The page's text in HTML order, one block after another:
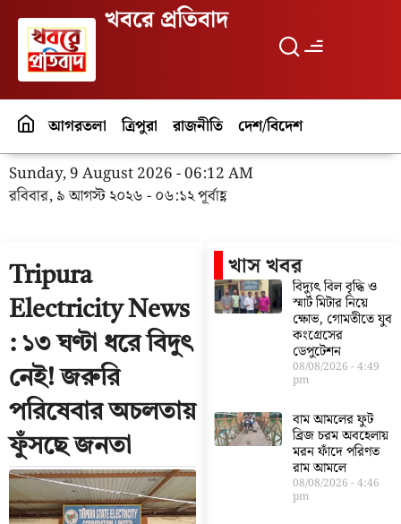
খবরে প্রতিবাদ
আগরতলা ত্রিপুরা রাজনীতি দেশ/বিদেশ
Sunday, 9 August 2026 - 06:12 AM
রবিবার, ৯ আগস্ট ২০২৬ - ০৬:১২ পূর্বাহ্ণ
Tripura
Electricity News
: ১৩ ঘণ্টা ধরে বিদুৎ
নেই! জরুরি
পরিষেবার অচলতায়
ফুঁসছে জনতা
খাস খবর
বিদ্যুৎ বিল বৃদ্ধি ও
স্মার্ট মিটার নিয়ে
ক্ষোভ, গোমতীতে যুব
কংগ্রেসের
ডেপুটেশন
08/08/2026 4:49
pm
বাম আমলের ফুট
ব্রিজ চরম অবহেলায়
মরন ফাঁদে পরিণত
রাম আমলে
08/08/2026 4:46
pm